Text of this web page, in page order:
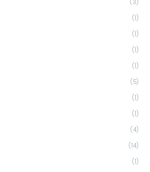
(3)
(1)
(1)
(1)
(1)
(5)
(1)
(1)
(4)
(14)
(1)